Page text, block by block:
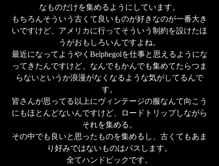
なものだけを集めるようにしています。
もちろんそういう古くて良いものが好きなのが一番大き
いですけど、アメリカに行ってそういう制約を設けたほ
うがおもしろいんですよね。
最近になってようやくBelphegolを仕事と思えるようにな
ってきたんですけど、なんでもかんでも集めてたらつま
らないというか浪漫がなくなるような気がしてるんで
す。
皆さんが思ってる以上にヴィンテージの服なんて向こう
にもほとんどないんですけど、ロードトリップしながら
それを集める。
その中でも良いと思ったものを集めるし、古くてもあま
り好みではないものはパスします。
全てハンドピックです。